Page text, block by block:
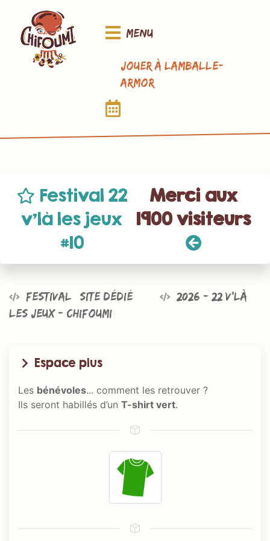
Menu
Jouer à Lamballe-
Armor
Festival 22
v’là les jeux
#10
Merci aux
1900 visiteurs
Festival @site dédié
2026 - 22 v’là
les jeux - Chifoumi
Espace plus
Les bénévoles... comment les retrouver ?
Ils seront habillés d’un T-shirt vert.